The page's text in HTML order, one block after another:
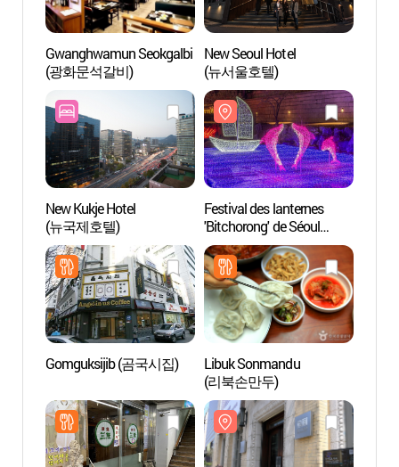
Gwanghwamun Seokgalbi
(광화문석갈비)
New Seoul Hotel
(뉴서울호텔)
New Kukje Hotel
(뉴국제호텔)
Festival des lanternes
'Bitchorong' de Séoul
(서울빛초롱축제)
Gomguksijib (곰국시집)
Libuk Sonmandu
(리북손만두)